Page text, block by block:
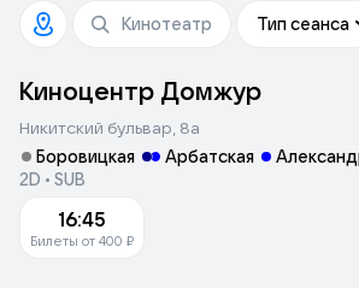
семейной историей, которая сближает
видеть и любить природу.
Тип сеанса
Киноцентр Домжур
Никитский бульвар, 8а
Боровицкая
Арбатская
2D • SUB
16:45
Билеты от 400 ₽